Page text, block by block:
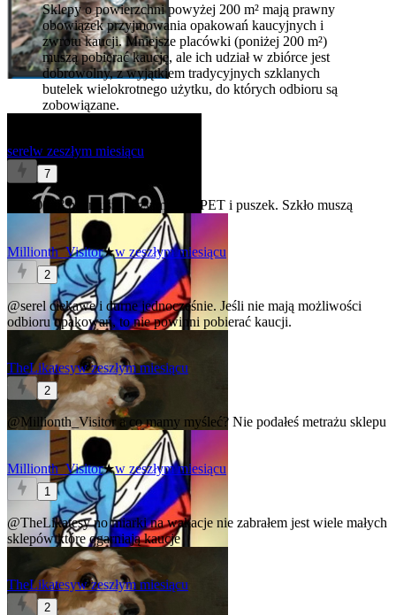
Sklepy o powierzchni powyżej 200 m² mają prawny
obowiązek przyjmowania opakowań kaucyjnych i
zwrotu kaucji. Mniejsze placówki (poniżej 200 m²)
muszą pobierać kaucję, ale ich udział w zbiórce jest
dobrowolny, z wyjątkiem tradycyjnych szklanych
butelek wielokrotnego użytku, do których odbioru są
zobowiązane.
serelw zeszłym miesiącu
7
Do 200m² nie muszą przyjmować PET i puszek. Szkło muszą
Millionth_Visitor★w zeszłym miesiącu
2
@serel ciekawe i durne jednocześnie. Jeśli nie mają możliwości
odbioru opakowań, to nie powinni pobierać kaucji.
TheLikatesyw zeszłym miesiącu
2
@Millionth_Visitor a co mamy myśleć? Nie podałeś metrażu sklepu
Millionth_Visitor★w zeszłym miesiącu
1
@TheLikatesyno miarki na wakacje nie zabrałem jest wiele małych
sklepów które ogarniają kaucje
TheLikatesyw zeszłym miesiącu
2